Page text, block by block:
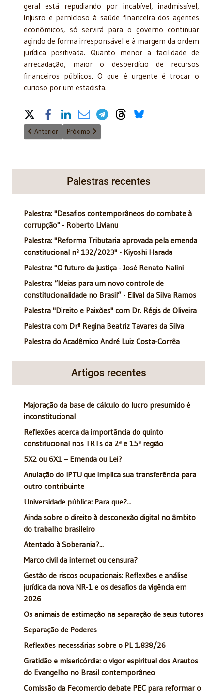
geral está repudiando por incabível, inadmissível,
injusto e pernicioso à saúde financeira dos agentes
econômicos, só servirá para o governo continuar
agindo de forma irresponsável e à margem da ordem
jurídica positivada. Quanto menor a facilidade de
arrecadação, maior o desperdício de recursos
financeiros públicos. O que é urgente é trocar o
curioso por um estadista.
Share on Social Media
Artigo anterior: "Remédios da Alma" - 15/10/2015
Anterior Próximo artigo: "Academia Mackenzista de
Próximo
Palestras recentes
Palestra: "Desafios contemporâneos do combate à
corrupção" - Roberto Livianu
Palestra: "Reforma Tributaria aprovada pela emenda
constitucional nº 132/2023" - Kiyoshi Harada
Palestra: "O futuro da justiça - José Renato Nalini
Palestra: “Ideias para um novo controle de
constitucionalidade no Brasil” - Elival da Silva Ramos
Palestra "Direito e Paixões" com Dr. Régis de Oliveira
Palestra com Drª Regina Beatriz Tavares da Silva
Palestra do Acadêmico André Luiz Costa-Corrêa
Artigos recentes
Majoração da base de cálculo do lucro presumido é
inconstitucional
Reflexões acerca da importância do quinto
constitucional nos TRTs da 2ª e 15ª região
5X2 ou 6X1 – Emenda ou Lei?
Anulação do IPTU que implica sua transferência para
outro contribuinte
Universidade pública: Para que?...
Ainda sobre o direito à desconexão digital no âmbito
do trabalho brasileiro
Atentado à Soberania?...
Marco civil da internet ou censura?
Gestão de riscos ocupacionais: Reflexões e análise
jurídica da nova NR-1 e os desafios da vigência em
2026
Os animais de estimação na separação de seus tutores
Separação de Poderes
Reflexões necessárias sobre o PL 1.838/26
Gratidão e misericórdia: o vigor espiritual dos Arautos
do Evangelho no Brasil contemporâneo
Comissão da Fecomercio debate PEC para reformar o